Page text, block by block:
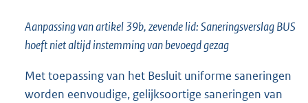
Aanpassing van artikel 39b, zevende lid: Saneringsverslag BUS
hoeft niet altijd instemming van bevoegd gezag
Met toepassing van het Besluit uniforme saneringen
worden eenvoudige, gelijksoortige saneringen van